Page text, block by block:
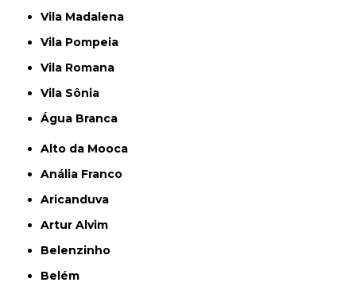
Vila Madalena
Vila Pompeia
Vila Romana
Vila Sônia
Água Branca
Alto da Mooca
Anália Franco
Aricanduva
Artur Alvim
Belenzinho
Belém